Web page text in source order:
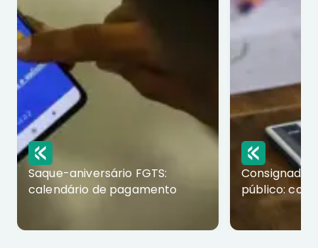
Saque-aniversário FGTS:
calendário de pagamento
Consignado
público: